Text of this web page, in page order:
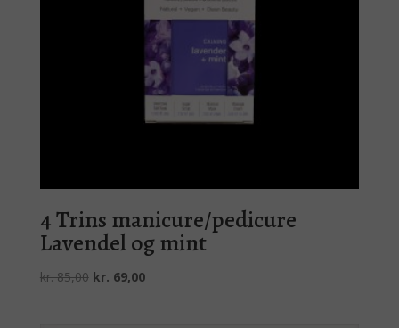
4 Trins manicure/pedicure
Lavendel og mint
kr.85,00 Den
kr. 69,00Den